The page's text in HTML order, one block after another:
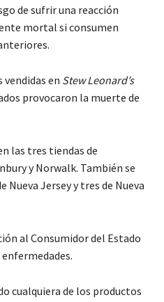
de sufrir una reacción
mortal si consumen
vendidas en Stew Leonard’s
provocaron la muerte de
las tres tiendas de
y Norwalk. También se
Nueva Jersey y tres de Nueva
al Consumidor del Estado
cualquiera de los productos